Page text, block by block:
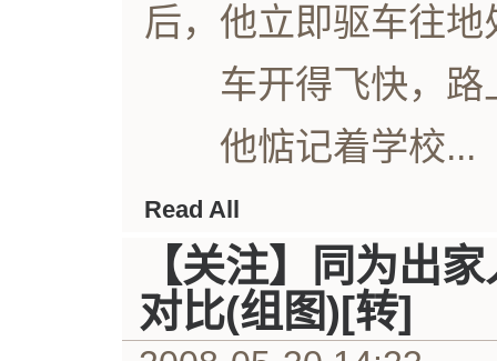
后，他立即驱车往
车开得飞快，路
他惦记着学校...
Read All
【关注】同为出
对比(组图)[转]